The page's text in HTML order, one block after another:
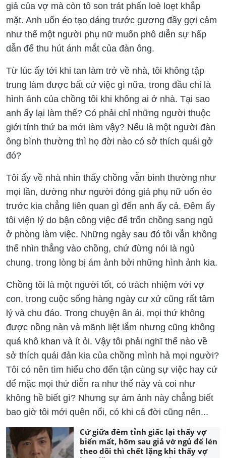
giả của vợ mà còn tô son trát phấn loè loẹt khắp
mặt. Anh uốn éo tạo dáng trước gương đầy gợi cảm
như thể một người phụ nữ muốn phô diễn sự hấp
dẫn để thu hút ánh mắt của đàn ông.
Từ lúc ấy tới khi tan làm trở về nhà, tôi không tập
trung làm được bất cứ việc gì nữa, trong đầu chỉ là
hình ảnh của chồng tôi khi không ai ở nhà. Tại sao
anh ấy lại làm thế? Có phải chỉ những người thuộc
giới tính thứ ba mới làm vậy? Nếu là một người đàn
ông bình thường thì họ đời nào có sở thích quái gở
đó?
Tôi ấy về nhà nhìn thấy chồng vẫn bình thường như
mọi lần, dường như người đóng giả phụ nữ uốn éo
trước kia chẳng liên quan gì đến anh ấy cả. Đêm ấy
tôi viện lý do bận công việc để trốn chồng sang ngủ
ở phòng làm việc. Những ngày sau đó tôi vẫn không
thể nhìn thẳng vào chồng, chứ đừng nói là ngủ
chung, trong lòng bị ám ảnh bởi những hình ảnh kia.
Chồng tôi là một người tốt, có trách nhiệm với vợ
con, trong cuộc sống hàng ngày cư xử cũng rất tâm
lý và chu đáo. Trong chuyện ân ái, mọi thứ không
được nồng nàn và mãnh liệt lắm nhưng cũng không
quá khô khan và ít ỏi. Vậy tôi phải nghĩ thế nào về
sở thích quái đản kia của chồng mình hả mọi người?
Tôi có nên tìm hiểu cho đến tận cùng sự việc hay cứ
để mặc mọi thứ diễn ra như thế này và coi như
không hề biết gì? Nhưng sự ám ảnh này chẳng biết
bao giờ tôi mới quên nổi, có khi cả đời cũng nên...
Cứ giữa đêm tỉnh giấc lại thấy vợ
biến mất, hôm sau giả vờ ngủ để lén
theo dõi thì chết lặng khi thấy vợ